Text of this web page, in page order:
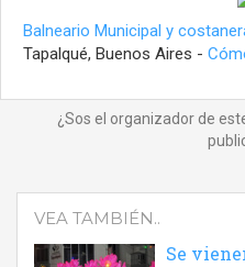
Balneario Municipal y
Tapalqué, Buenos Aires -
¿Sos el organizador de
VEA TAMBIÉN..
Se